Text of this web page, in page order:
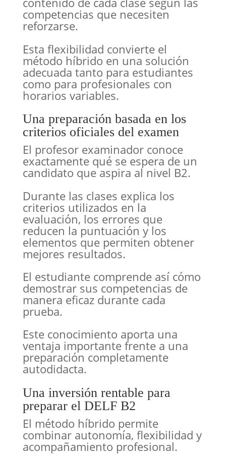
competencias que necesiten
reforzarse.
Esta flexibilidad convierte el
método híbrido en una solución
adecuada tanto para estudiantes
como para profesionales con
horarios variables.
Una preparación basada en los
criterios oficiales del examen
El profesor examinador conoce
exactamente qué se espera de un
candidato que aspira al nivel B2.
Durante las clases explica los
criterios utilizados en la
evaluación, los errores que
reducen la puntuación y los
elementos que permiten obtener
mejores resultados.
El estudiante comprende así cómo
demostrar sus competencias de
manera eficaz durante cada
prueba.
Este conocimiento aporta una
ventaja importante frente a una
preparación completamente
autodidacta.
Una inversión rentable para
preparar el DELF B2
El método híbrido permite
combinar autonomía, flexibilidad y
acompañamiento profesional.